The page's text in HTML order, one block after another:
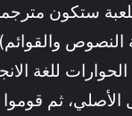
ستكون
النصوص
للغة
الأصلي، ثم